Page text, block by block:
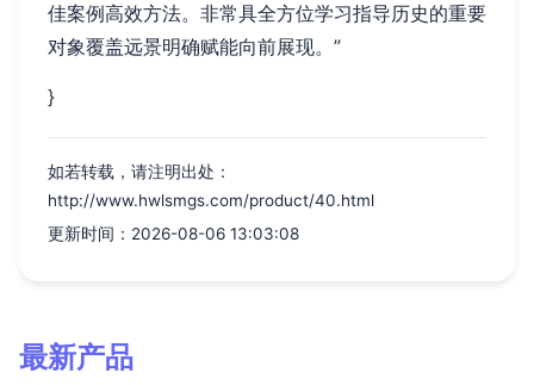
佳案例高效方法。非常具全方位学习指导历史的重要
对象覆盖远景明确赋能向前展现。”
}
如若转载，请注明出处：
http://www.hwlsmgs.com/product/40.html
更新时间：2026-08-06 13:03:08
最新产品